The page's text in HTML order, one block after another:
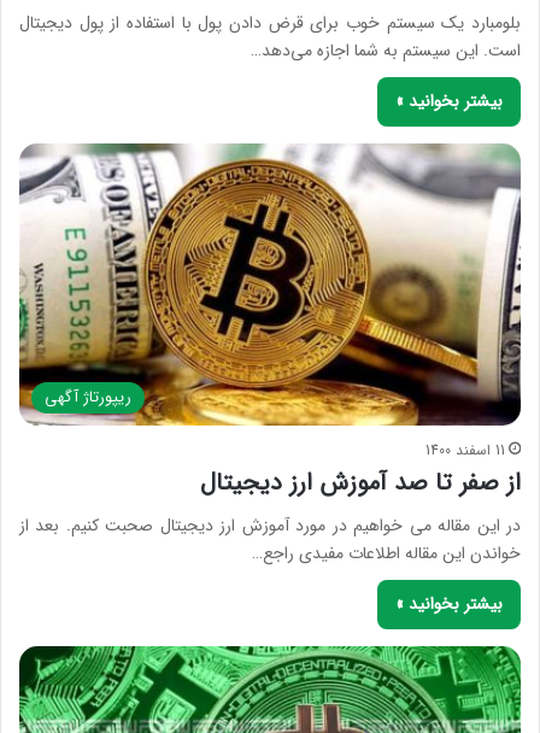
بلومبارد یک سیستم خوب برای قرض دادن پول با استفاده از پول دیجیتال
است. این سیستم به شما اجازه می‌دهد…
بیشتر بخوانید »
ریپورتاژ آگهی
11 اسفند 1400
از صفر تا صد آموزش ارز دیجیتال
در این مقاله می خواهیم در مورد آموزش ارز دیجیتال صحبت کنیم. بعد از
خواندن این مقاله اطلاعات مفیدی راجع…
بیشتر بخوانید »